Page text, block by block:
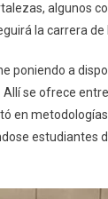
algunos
la carrera de
poniendo a
se ofrece
en